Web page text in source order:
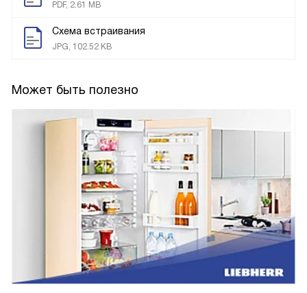
PDF, 2.61 MB
Схема встраивания
JPG, 102.52 KB
Может быть полезно